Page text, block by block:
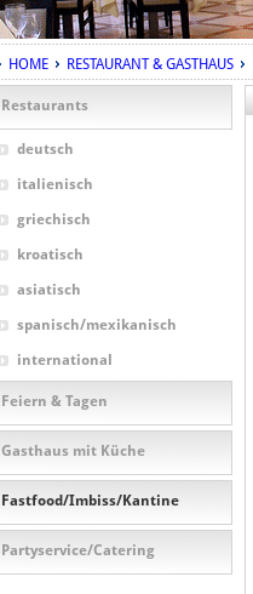
HOME RESTAURANT & GASTHAUS
Restaurants
deutsch
italienisch
griechisch
kroatisch
asiatisch
spanisch/mexikanisch
international
Feiern & Tagen
Gasthaus mit Küche
Fastfood/Imbiss/Kantine
Partyservice/Catering